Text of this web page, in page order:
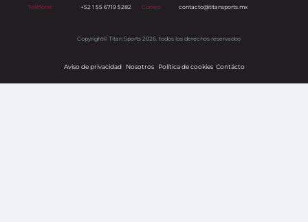
Teléfono: +52 1 55 6719 5282 Correo: contacto@titansports.mx
Copyright© Titan Sports 2026. todos los derechos reservados
Aviso de privacidad Nosotros Política de cookiess Contácto